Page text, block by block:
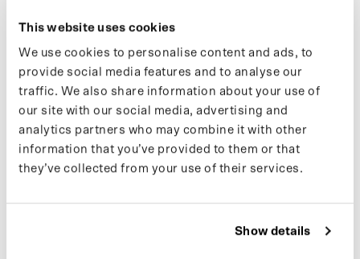
This website uses cookies
We use cookies to personalise content and ads, to
provide social media features and to analyse our
traffic. We also share information about your use of
our site with our social media, advertising and
analytics partners who may combine it with other
information that you’ve provided to them or that
they’ve collected from your use of their services.
Show details
ARMY GREEN
De Original Short voor heren is de korte versie van MAIUM's
eerste volledig waterdichte regenjas die stijl, functie en ethiek
combineert. Verandert eenvoudig in een poncho voor op de fiets
of scooter door gebruik van de kenmerkende MAIUM ritsen.
Gemaakt van 55 gerecyclede PET flessen.
Meer informatie over onze producten vind je op onzesupport
laatste nieuws, volg ons dan opInstagramof schrijf je in voor